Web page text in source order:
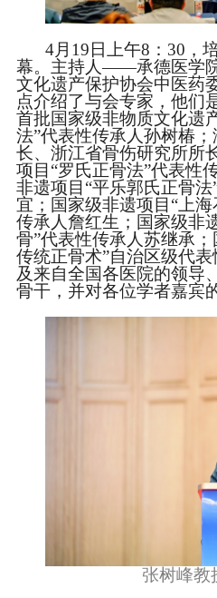
4月19日上午8：30，
幕。主持人——承德医学
文化遗产保护协会中医药
点介绍了与会专家，他们
首批国家级非物质文化遗
法”代表性传承人孙树椿
长、浙江省骨伤研究所所
项目“罗氏正骨法”代表性
非遗项目“平乐郭氏正骨
宜；国家级非遗项目“上
传承人詹红生；国家级非
骨”代表性传承人苏继承
传统正骨术”自治区级代
及来自全国各医院的领导
骨干，并对各位学者嘉宾
张树峰教